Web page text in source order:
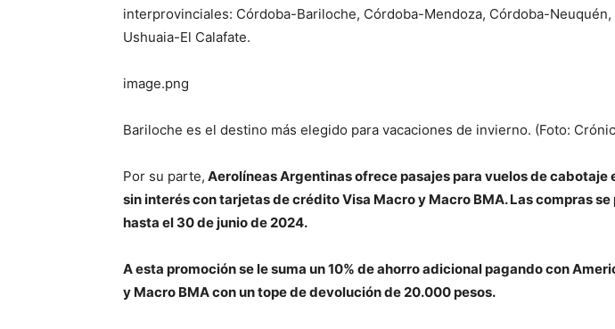
interprovinciales: Córdoba-Bariloche, Córdoba-Mendoza, Córdoba-
Ushuaia-El Calafate.
image.png
Bariloche es el destino más elegido para vacaciones de invierno. (Foto:
Por su parte, Aerolíneas Argentinas ofrece pasajes para vuelos de cabotaje
sin interés con tarjetas de crédito Visa Macro y Macro BMA. Las compras
hasta el 30 de junio de 2024.
A esta promoción se le suma un 10% de ahorro adicional pagando con
y Macro BMA con un tope de devolución de 20.000 pesos.